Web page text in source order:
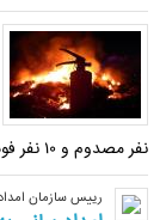
نفر مصدوم و ۱۰ نفر فوت کردند.
رییس سازمان